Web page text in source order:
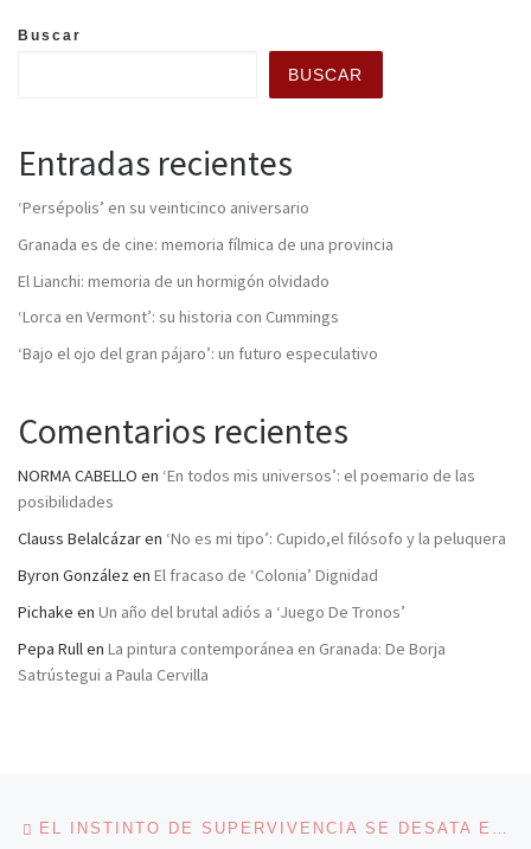
Buscar
BUSCAR
Entradas recientes
‘Persépolis’ en su veinticinco aniversario
Granada es de cine: memoria fílmica de una provincia
El Lianchi: memoria de un hormigón olvidado
‘Lorca en Vermont’: su historia con Cummings
‘Bajo el ojo del gran pájaro’: un futuro especulativo
Comentarios recientes
NORMA CABELLO en ‘En todos mis universos’: el poemario de las
posibilidades
Clauss Belalcázaren ‘No es mi tipo’: Cupido,el filósofo y la peluquera
Byron González en El fracaso de ‘Colonia’ Dignidad
Pichake en Un año del brutal adiós a ‘Juego De Tronos’
Pepa Rullen La pintura contemporánea en Granada: De Borja
Satrústegui a Paula Cervilla
Navegación de entradas EL INSTINTO DE SUPERVIVENCIA SE DESATA EN ‘SED’